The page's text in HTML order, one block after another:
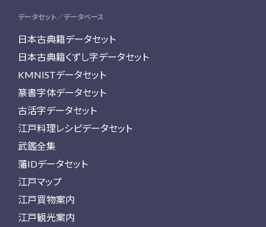
データセット／データベース
日本古典籍データセット
日本古典籍くずし字データセット
KMNISTデータセット
篆書字体データセット
古活字データセット
江戸料理レシピデータセット
武鑑全集
藩IDデータセット
江戸マップ
江戸買物案内
江戸観光案内